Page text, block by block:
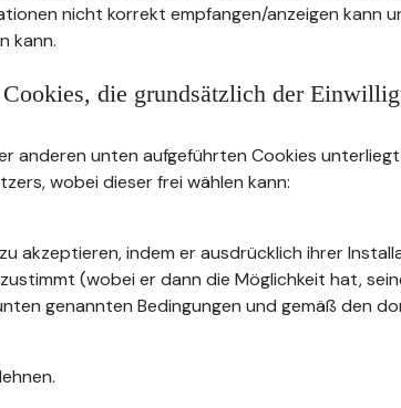
nicht korrekt empfangen/anzeigen kann
kann.
die grundsätzlich der
anderen unten aufgeführten Cookies
wobei dieser frei wählen kann:
akzeptieren, indem er ausdrücklich ihrer
(wobei er dann die Möglichkeit hat,
genannten Bedingungen und gemäß den